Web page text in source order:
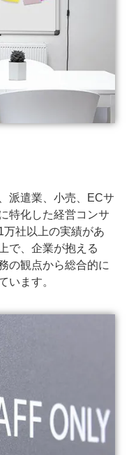
派遣業、小売、ECサ
特化した経営コンサ
万社以上の実績があ
で、企業が抱える
の観点から総合的に
います。